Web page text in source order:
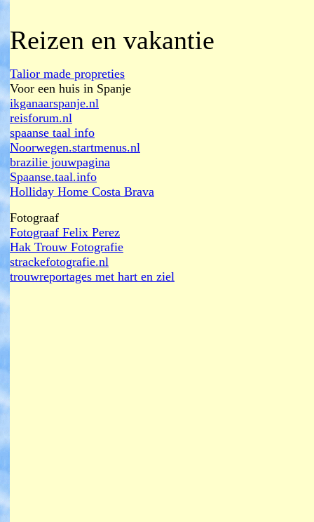
Reizen en vakantie
Talior made propreties
Voor een huis in Spanje
ikganaarspanje.nl
reisforum.nl
spaanse taal info
Noorwegen.startmenus.nl
brazilie jouwpagina
Spaanse.taal.info
Holliday Home Costa Brava
Fotograaf
Fotograaf Felix Perez
Hak Trouw Fotografie
strackefotografie.nl
trouwreportages met hart en ziel